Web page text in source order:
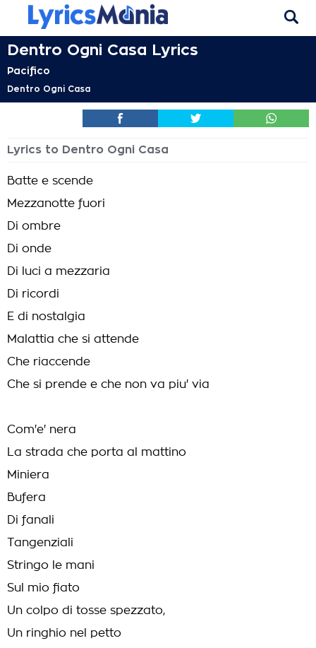
Dentro Ogni Casa Lyrics
Pacifico
Dentro Ogni Casa
Lyrics to Dentro Ogni Casa
Batte e scende
Mezzanotte fuori
Di ombre
Di onde
Di luci a mezzaria
Di ricordi
E di nostalgia
Malattia che si attende
Che riaccende
Che si prende e che non va piu' via
Com'e' nera
La strada che porta al mattino
Miniera
Bufera
Di fanali
Tangenziali
Stringo le mani
Sul mio fiato
Un colpo di tosse spezzato,
Un ringhio nel petto